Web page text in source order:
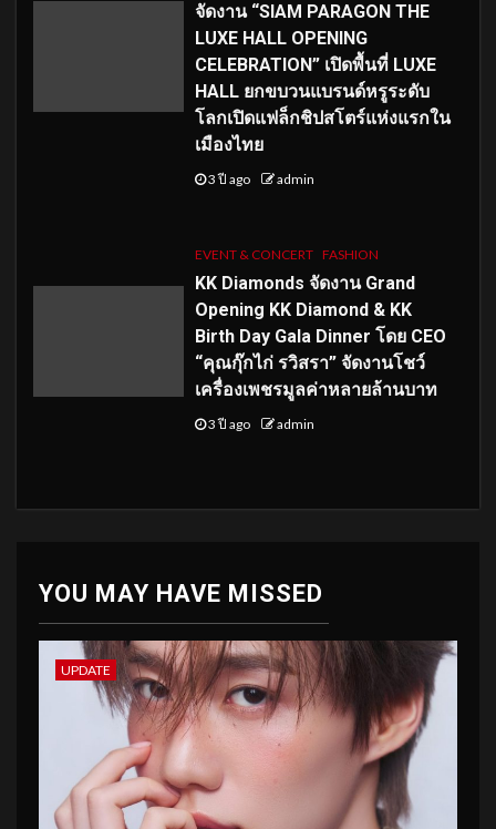
จัดงาน “SIAM PARAGON THE
LUXE HALL OPENING
CELEBRATION” เปิดพื้นที่ LUXE
HALL ยกขบวนแบรนด์หรูระดับ
โลกเปิดแฟล็กชิปสโตร์แห่งแรกใน
เมืองไทย
3 ปี ago admin
EVENT & CONCERT FASHION
KK Diamonds จัดงาน Grand
Opening KK Diamond & KK
Birth Day Gala Dinner โดย CEO
“คุณกุ๊กไก่ รวิสรา” จัดงานโชว์
เครื่องเพชรมูลค่าหลายล้านบาท
3 ปี ago admin
YOU MAY HAVE MISSED
UPDATE